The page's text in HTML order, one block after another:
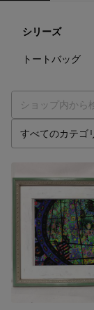
シリーズ
トートバッグ